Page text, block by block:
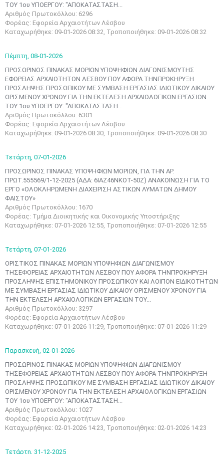
ΤΟΥ 1ου ΥΠΟΕΡΓΟΥ: "ΑΠΟΚΑΤΑΣΤΑΣΗ...
Αριθμός Πρωτοκόλλου: 6296
Φορέας: Εφορεία Αρχαιοτήτων Λέσβου
Καταχωρήθηκε: 09-01-2026 08:32, Τροποποιήθηκε: 09-01-2026 08:32
Πέμπτη, 08-01-2026
ΠΡΟΣΩΡΙΝΟΣ ΠΙΝΑΚΑΣ ΜΟΡΙΩΝ ΥΠΟΨΗΦΙΩΝ ΔΙΑΓΩΝΙΣΜΟΥΤΗΣ
ΕΦΟΡΕΙΑΣ ΑΡΧΑΙΟΤΗΤΩΝ ΛΕΣΒΟΥ ΠΟΥ ΑΦΟΡΑ ΤΗΝΠΡΟΚΗΡΥΞΗ
ΠΡΟΣΛΗΨΗΣ ΠΡΟΣΩΠΙΚΟΥ ΜΕ ΣΥΜΒΑΣΗ ΕΡΓΑΣΙΑΣ ΙΔΙΩΤΙΚΟΥ ΔΙΚΑΙΟΥ
ΟΡΙΣΜΕΝΟΥ ΧΡΟΝΟΥ ΓΙΑ ΤΗΝ ΕΚΤΕΛΕΣΗ ΑΡΧΑΙΟΛΟΓΙΚΩΝ ΕΡΓΑΣΙΩΝ
ΤΟΥ 1ου ΥΠΟΕΡΓΟΥ: "ΑΠΟΚΑΤΑΣΤΑΣΗ...
Αριθμός Πρωτοκόλλου: 6301
Φορέας: Εφορεία Αρχαιοτήτων Λέσβου
Καταχωρήθηκε: 09-01-2026 08:30, Τροποποιήθηκε: 09-01-2026 08:30
Τετάρτη, 07-01-2026
ΠΡΟΣΩΡΙΝΟΣ ΠΙΝΑΚΑΣ ΥΠΟΨΗΦΙΩΝ ΜΟΡΙΩΝ, ΓΙΑ ΤΗΝ ΑΡ.
ΠΡΩΤ.555569/1-12-2025 (ΑΔΑ: 6ΙΑΖ46ΝΚΟΤ-50Ζ) ΑΝΑΚΟΙΝΩΣΗ ΓΙΑ ΤΟ
ΕΡΓΟ «ΟΛΟΚΛΗΡΩΜΕΝΗ ΔΙΑΧΕΙΡΙΣΗ ΑΣΤΙΚΩΝ ΛΥΜΑΤΩΝ ΔΗΜΟΥ
ΦΑΙΣΤΟΥ»
Αριθμός Πρωτοκόλλου: 1670
Φορέας: Τμήμα Διοικητικής και Οικονομικής Υποστήριξης
Καταχωρήθηκε: 07-01-2026 12:55, Τροποποιήθηκε: 07-01-2026 12:55
Τετάρτη, 07-01-2026
OΡΙΣΤΙΚΟΣ ΠΙΝΑΚΑΣ ΜΟΡΙΩΝ ΥΠΟΨΗΦΙΩΝ ΔΙΑΓΩΝΙΣΜΟΥ
ΤΗΣΕΦΟΡΕΙΑΣ ΑΡΧΑΙΟΤΗΤΩΝ ΛΕΣΒΟΥ ΠΟΥ ΑΦΟΡΑ ΤΗΝΠΡΟΚΗΡΥΞΗ
ΠΡΟΣΛΗΨΗΣ ΕΠΙΣΤΗΜΟΝΙΚΟΥ ΠΡΟΣΩΠΙΚΟΥ ΚΑΙ ΛΟΙΠΟΝ ΕΙΔΙΚΟΤΗΤΩΝ
ΜΕ ΣΥΜΒΑΣΗ ΕΡΓΑΣΙΑΣ ΙΔΙΩΤΙΚΟΥ ΔΙΚΑΙΟΥ ΟΡΙΣΜΕΝΟΥ ΧΡΟΝΟΥ ΓΙΑ
ΤΗΝ ΕΚΤΕΛΕΣΗ ΑΡΧΑΙΟΛΟΓΙΚΩΝ ΕΡΓΑΣΙΩΝ ΤΟΥ...
Αριθμός Πρωτοκόλλου: 3297
Φορέας: Εφορεία Αρχαιοτήτων Λέσβου
Καταχωρήθηκε: 07-01-2026 11:29, Τροποποιήθηκε: 07-01-2026 11:29
Παρασκευή, 02-01-2026
ΠΡΟΣΩΡΙΝΟΣ ΠΙΝΑΚΑΣ ΜΟΡΙΩΝ ΥΠΟΨΗΦΙΩΝ ΔΙΑΓΩΝΙΣΜΟΥ
ΤΗΣΕΦΟΡΕΙΑΣ ΑΡΧΑΙΟΤΗΤΩΝ ΛΕΣΒΟΥ ΠΟΥ ΑΦΟΡΑ ΤΗΝΠΡΟΚΗΡΥΞΗ
ΠΡΟΣΛΗΨΗΣ ΠΡΟΣΩΠΙΚΟΥ ΜΕ ΣΥΜΒΑΣΗ ΕΡΓΑΣΙΑΣ ΙΔΙΩΤΙΚΟΥ ΔΙΚΑΙΟΥ
ΟΡΙΣΜΕΝΟΥ ΧΡΟΝΟΥ ΓΙΑ ΤΗΝ ΕΚΤΕΛΕΣΗ ΑΡΧΑΙΟΛΟΓΙΚΩΝ ΕΡΓΑΣΙΩΝ
ΤΟΥ 1ου ΥΠΟΕΡΓΟΥ: "ΑΠΟΚΑΤΑΣΤΑΣΗ...
Αριθμός Πρωτοκόλλου: 1027
Φορέας: Εφορεία Αρχαιοτήτων Λέσβου
Καταχωρήθηκε: 02-01-2026 14:23, Τροποποιήθηκε: 02-01-2026 14:23
Τετάρτη, 31-12-2025
• •